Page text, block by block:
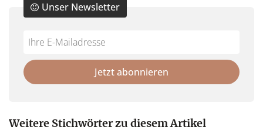
Do
fill
this
Unser Newsletter
*Ihre
Mailadresse:
Jetzt abonnieren
Weitere Stichwörter zu diesem Artikel